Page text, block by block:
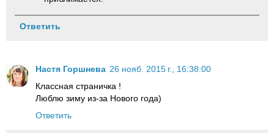
Ответить
Настя Горшнева 26 нояб. 2015 г., 16:38:00
Классная страничка !
Люблю зиму из-за Нового года)
Ответить